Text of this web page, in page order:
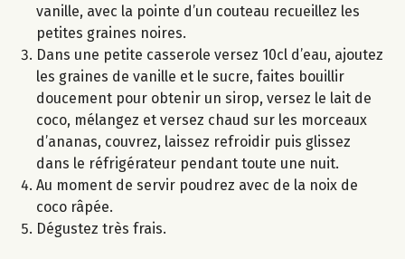
vanille, avec la pointe d’un couteau recueillez les
petites graines noires.
Dans une petite casserole versez 10cl d’eau, ajoutez
les graines de vanille et le sucre, faites bouillir
doucement pour obtenir un sirop, versez le lait de
coco, mélangez et versez chaud sur les morceaux
d’ananas, couvrez, laissez refroidir puis glissez
dans le réfrigérateur pendant toute une nuit.
Au moment de servir poudrez avec de la noix de
coco râpée.
Dégustez très frais.